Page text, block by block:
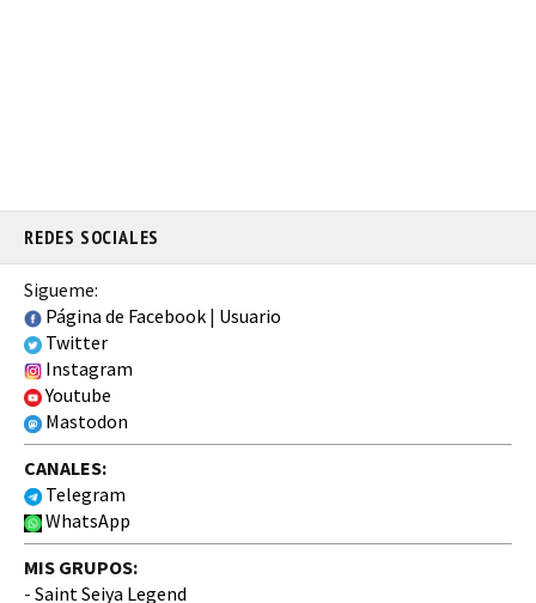
REDES SOCIALES
Sigueme:
Página de Facebook | Usuario
Twitter
Instagram
Youtube
Mastodon
CANALES:
Telegram
WhatsApp
MIS GRUPOS:
- Saint Seiya Legend